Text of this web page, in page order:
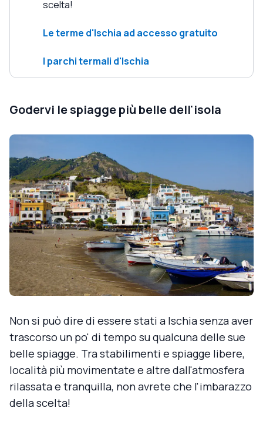
scelta!
Le terme d'Ischia ad accesso gratuito
I parchi termali d'Ischia
Godervi le spiagge più belle dell'isola
Non si può dire di essere stati a Ischia senza aver
trascorso un po' di tempo su qualcuna delle sue
belle spiagge. Tra stabilimenti e spiagge libere,
località più movimentate e altre dall'atmosfera
rilassata e tranquilla, non avrete che l'imbarazzo
della scelta!